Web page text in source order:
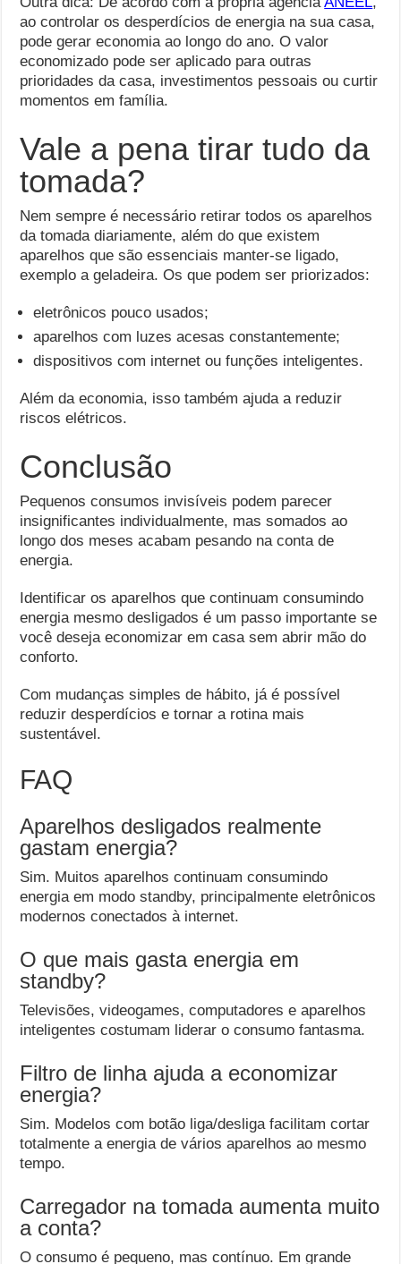
ao controlar os desperdícios de energia na sua casa,
pode gerar economia ao longo do ano. O valor
economizado pode ser aplicado para outras
prioridades da casa, investimentos pessoais ou curtir
momentos em família.
Vale a pena tirar tudo da
tomada?
Nem sempre é necessário retirar todos os aparelhos
da tomada diariamente, além do que existem
aparelhos que são essenciais manter-se ligado,
exemplo a geladeira. Os que podem ser priorizados:
eletrônicos pouco usados;
aparelhos com luzes acesas constantemente;
dispositivos com internet ou funções inteligentes.
Além da economia, isso também ajuda a reduzir
riscos elétricos.
Conclusão
Pequenos consumos invisíveis podem parecer
insignificantes individualmente, mas somados ao
longo dos meses acabam pesando na conta de
energia.
Identificar os aparelhos que continuam consumindo
energia mesmo desligados é um passo importante se
você deseja economizar em casa sem abrir mão do
conforto.
Com mudanças simples de hábito, já é possível
reduzir desperdícios e tornar a rotina mais
sustentável.
FAQ
Aparelhos desligados realmente
gastam energia?
Sim. Muitos aparelhos continuam consumindo
energia em modo standby, principalmente eletrônicos
modernos conectados à internet.
O que mais gasta energia em
standby?
Televisões, videogames, computadores e aparelhos
inteligentes costumam liderar o consumo fantasma.
Filtro de linha ajuda a economizar
energia?
Sim. Modelos com botão liga/desliga facilitam cortar
totalmente a energia de vários aparelhos ao mesmo
tempo.
Carregador na tomada aumenta muito
a conta?
O consumo é pequeno, mas contínuo. Em grande